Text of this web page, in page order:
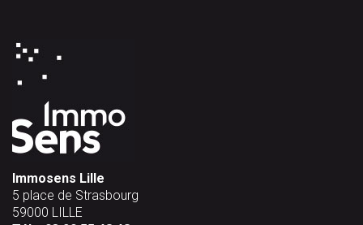
Immosens Lille
5 place de Strasbourg
59000 LILLE